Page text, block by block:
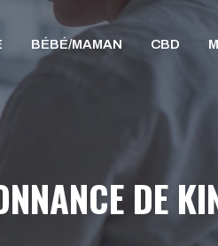
BÉBÉ/MAMAN CBD
DE